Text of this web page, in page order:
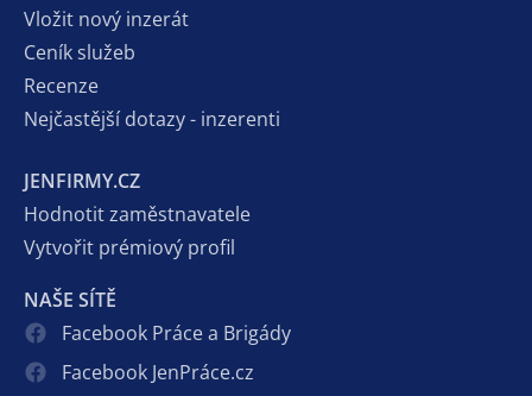
Vložit nový inzerát
Ceník služeb
Recenze
Nejčastější dotazy - inzerenti
JENFIRMY.CZ
Hodnotit zaměstnavatele
Vytvořit prémiový profil
NAŠE SÍTĚ
Facebook Práce a Brigády
Facebook JenPráce.cz